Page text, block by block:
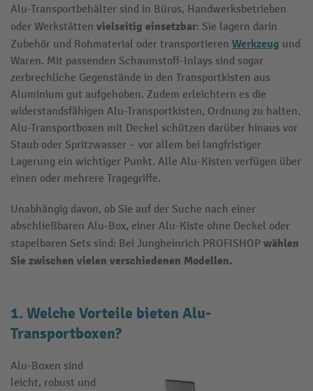
Alu-Transportbehälter sind in Büros, Handwerksbetrieben
oder Werkstätten vielseitig einsetzbar: Sie lagern darin
Zubehör und Rohmaterial oder transportieren Werkzeug und
Waren. Mit passenden Schaumstoff-Inlays sind sogar
zerbrechliche Gegenstände in den Transportkisten aus
Aluminium gut aufgehoben. Zudem erleichtern es die
widerstandsfähigen Alu-Transportkisten, Ordnung zu halten.
Alu-Transportboxen mit Deckel schützen darüber hinaus vor
Staub oder Spritzwasser – vor allem bei langfristiger
Lagerung ein wichtiger Punkt. Alle Alu-Kisten verfügen über
einen oder mehrere Tragegriffe.
Unabhängig davon, ob Sie auf der Suche nach einer
abschließbaren Alu-Box, einer Alu-Kiste ohne Deckel oder
stapelbaren Sets sind: Bei Jungheinrich PROFISHOP wählen
Sie zwischen vielen verschiedenen Modellen.
1. Welche Vorteile bieten Alu-
Transportboxen?
Alu-Boxen sind
leicht, robust und